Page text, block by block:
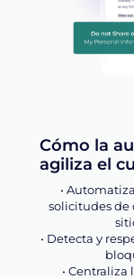
Cómo la
agiliza el
•
solicitudes de
• Detecta y
•